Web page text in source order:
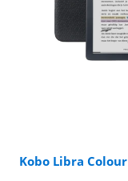
Kobo Libra Colour